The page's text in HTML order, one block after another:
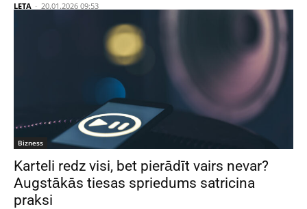
LETA - 20.01.2026 09:53
Bizness
Karteli redz visi, bet pierādīt vairs nevar?
Augstākās tiesas spriedums satricina
praksi